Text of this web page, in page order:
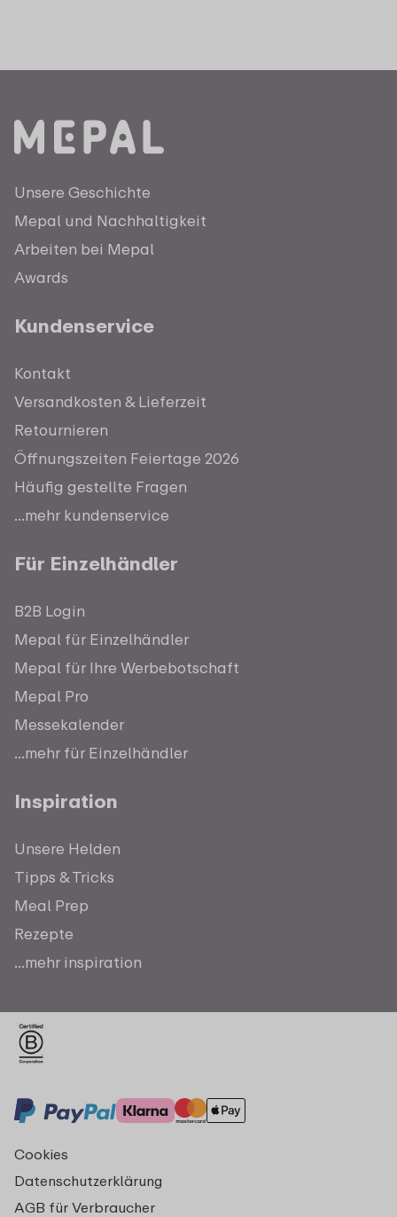
Unsere Geschichte
Mepal und Nachhaltigkeit
Arbeiten bei Mepal
Awards
Kundenservice
Kontakt
Versandkosten & Lieferzeit
Retournieren
Öffnungszeiten Feiertage 2026
Häufig gestellte Fragen
...mehr kundenservice
Für Einzelhändler
B2B Login
Mepal für Einzelhändler
Mepal für Ihre Werbebotschaft
Mepal Pro
Messekalender
...mehr für Einzelhändler
Inspiration
Unsere Helden
Tipps & Tricks
Meal Prep
Rezepte
...mehr inspiration
Cookies
Datenschutzerklärung
AGB für Verbraucher